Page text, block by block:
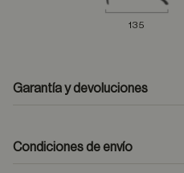
135
Garantía y devoluciones
Condiciones de envío